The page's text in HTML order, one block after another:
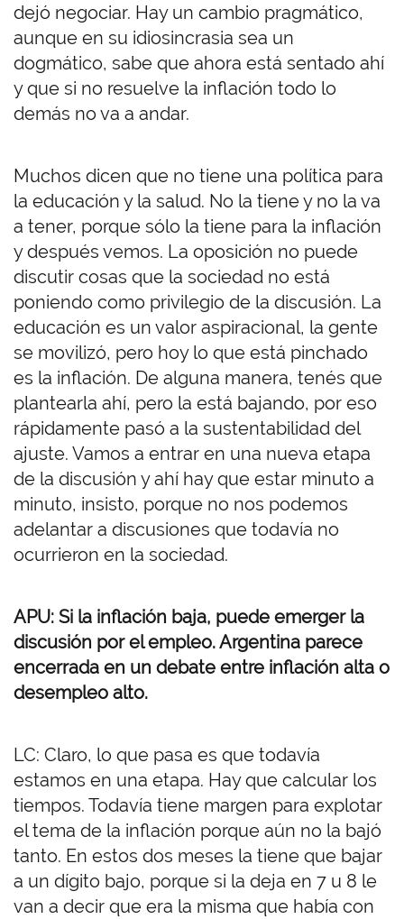
dejó negociar. Hay un cambio pragmático,
aunque en su idiosincrasia sea un
dogmático, sabe que ahora está sentado ahí
y que si no resuelve la inflación todo lo
demás no va a andar.
Muchos dicen que no tiene una política para
la educación y la salud. No la tiene y no la va
a tener, porque sólo la tiene para la inflación
y después vemos. La oposición no puede
discutir cosas que la sociedad no está
poniendo como privilegio de la discusión. La
educación es un valor aspiracional, la gente
se movilizó, pero hoy lo que está pinchado
es la inflación. De alguna manera, tenés que
plantearla ahí, pero la está bajando, por eso
rápidamente pasó a la sustentabilidad del
ajuste. Vamos a entrar en una nueva etapa
de la discusión y ahí hay que estar minuto a
minuto, insisto, porque no nos podemos
adelantar a discusiones que todavía no
ocurrieron en la sociedad.
APU: Si la inflación baja, puede emerger la
discusión por el empleo. Argentina parece
encerrada en un debate entre inflación alta o
desempleo alto.
LC: Claro, lo que pasa es que todavía
estamos en una etapa. Hay que calcular los
tiempos. Todavía tiene margen para explotar
el tema de la inflación porque aún no la bajó
tanto. En estos dos meses la tiene que bajar
a un dígito bajo, porque si la deja en 7 u 8 le
van a decir que era la misma que había con